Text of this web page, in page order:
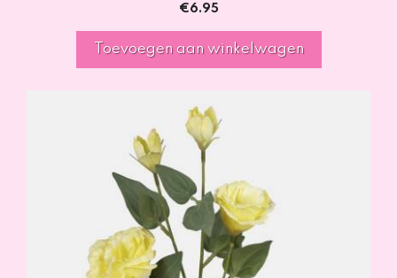
€6.95
Toevoegen aan winkelwagen